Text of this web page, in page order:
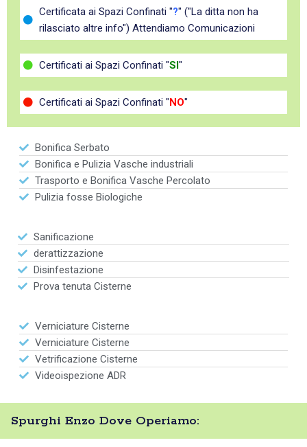
Certificata ai Spazi Confinati "?" ("La ditta non ha
rilasciato altre info") Attendiamo Comunicazioni
Certificati ai Spazi Confinati "SI "
Certificati ai Spazi Confinati " NO"
Bonifica Serbato
Bonifica e Pulizia Vasche industriali
Trasporto e Bonifica Vasche Percolato
Pulizia fosse Biologiche
Sanificazione
derattizzazione
Disinfestazione
Prova tenuta Cisterne
Verniciature Cisterne
Verniciature Cisterne
Vetrificazione Cisterne
Videoispezione ADR
Spurghi Enzo Dove Operiamo: